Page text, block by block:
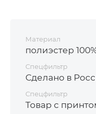
Материал
полиэстер
Спецфильтр
Сделано в
Спецфильтр
Товар с